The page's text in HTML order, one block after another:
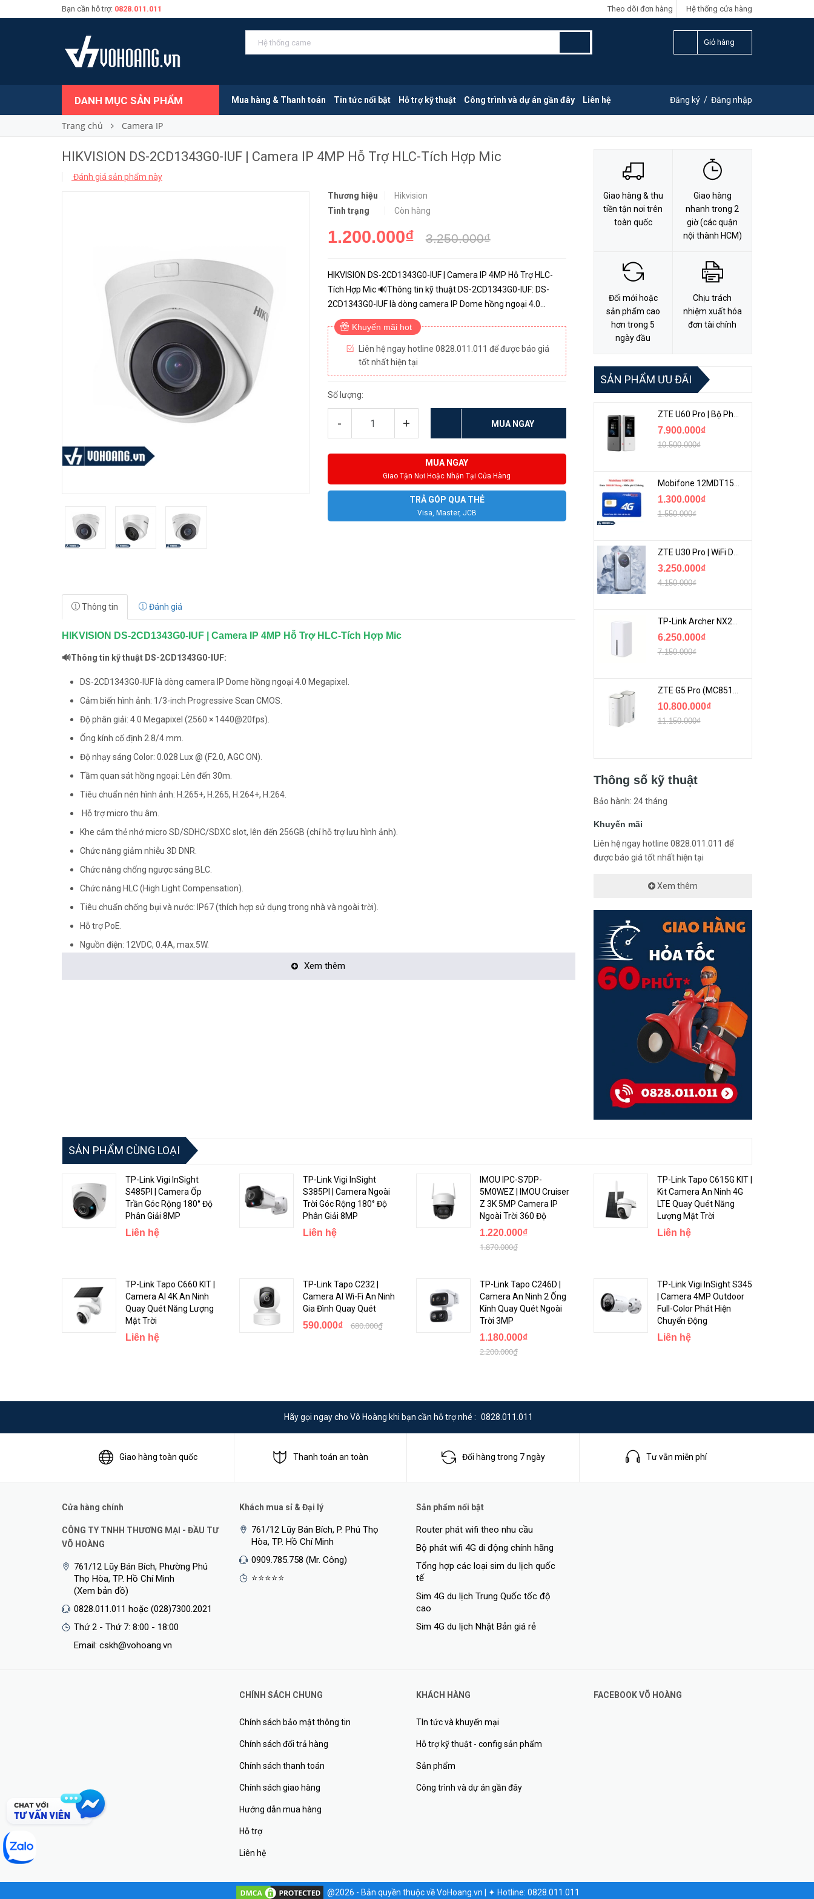
Bạn cần hỗ trợ: 0828.011.011 Hệ thống cửa hàng
Theo dõi đơn hàng
Giỏ hàng
DANH MỤC SẢN PHẨM Mua hàng & Thanh toán Tin tức nổi bật Hỗ trợ kỹ thuật Công trình và dự án gần đây Liên hệ Đăng ký / Đăng nhập
Trang chủ Camera IP
HIKVISION DS-2CD1343G0-IUF | Camera IP 4MP Hỗ Trợ HLC-Tích Hợp Mic
Đánh giá sản phẩm này
Thương hiệu
Hikvision
Tình trạng
Còn hàng
1.200.000₫ 3.250.000₫
HIKVISION DS-2CD1343G0-IUF | Camera IP 4MP Hỗ Trợ HLC-
Tích Hợp Mic 🔊Thông tin kỹ thuật DS-2CD1343G0-IUF: DS-
2CD1343G0-IUF là dòng camera IP Dome hồng ngoại 4.0
Megapixel. Cảm biến hình ảnh: 1/3-inch Progressive Scan
CMOS. Độ phân giải: 4.0 ...
Khuyến mãi hot
Liên hệ ngay hotline 0828.011.011 để được báo giá
tốt nhất hiện tại
Số lượng:
- + MUA NGAY
MUA NGAY
Giao Tận Nơi Hoặc Nhận Tại Cửa Hàng
TRẢ GÓP QUA THẺ
Visa, Master, JCB
MUA NGAY LIÊN HỆ ĐẶT HÀNG
Thông tin Đánh giá
HIKVISION DS-2CD1343G0-IUF | Camera IP 4MP Hỗ Trợ HLC-Tích Hợp Mic
🔊Thông tin kỹ thuật DS-2CD1343G0-IUF:
DS-2CD1343G0-IUF là dòng camera IP Dome hồng ngoại 4.0 Megapixel.
Cảm biến hình ảnh: 1/3-inch Progressive Scan CMOS.
Độ phân giải: 4.0 Megapixel (2560 × 1440@20fps).
Ống kính cố định 2.8/4 mm.
Độ nhạy sáng Color: 0.028 Lux @ (F2.0, AGC ON).
Tầm quan sát hồng ngoại: Lên đến 30m.
Tiêu chuẩn nén hình ảnh: H.265+, H.265, H.264+, H.264.
Hỗ trợ micro thu âm.
Khe cắm thẻ nhớ micro SD/SDHC/SDXC slot, lên đến 256GB (chỉ hỗ trợ lưu hình ảnh).
Chức năng giảm nhiễu 3D DNR.
Chức năng chống ngược sáng BLC.
Chức năng HLC (High Light Compensation).
Tiêu chuẩn chống bụi và nước: IP67 (thích hợp sử dụng trong nhà và ngoài trời).
Hỗ trợ PoE.
Nguồn điện: 12VDC, 0.4A, max.5W.
Xem thêm
Giao hàng & thu
tiền tận nơi trên
toàn quốc
Giao hàng
nhanh trong 2
giờ (các quận
nội thành HCM)
Đổi mới hoặc
sản phẩm cao
hơn trong 5
ngày đầu
Chịu trách
nhiệm xuất hóa
đơn tài chính
SẢN PHẨM ƯU ĐÃI
ZTE U60 Pro | Bộ Phát 5G Cầm Tay Tích Hợp Công Nghệ WiFi 7, Pin 10000mAh
7.900.000₫
10.500.000₫
Mobifone 12MDT150 | Sim Chuyên 4G Mobifone Dung Lượng Cao 500GB/Tháng Gói 1 Năm
1.300.000₫
1.550.000₫
ZTE U30 Pro | WiFi Di Động 5G Tốc Độ Lên Đến 500Mbps, Màn Hình Cảm Ứng
3.250.000₫
4.150.000₫
TP-Link Archer NX200 | Bộ Phát WiFi Dùng Sim 5G Tốc Độ Cao Mới FullBox
6.250.000₫
7.150.000₫
ZTE G5 Pro (MC8512) | Router 5G WiFi7 Be7200 Hỗ Trợ Băng Tần 6Ghz Cực Mạnh
10.800.000₫
11.150.000₫
Thông số kỹ thuật
Bảo hành: 24 tháng
Khuyến mãi
Liên hệ ngay hotline 0828.011.011 để
được báo giá tốt nhất hiện tại
Xem thêm
SẢN PHẨM CÙNG LOẠI
TP-Link Vigi InSight
S485PI | Camera Ốp
Trần Góc Rộng 180° Độ
Phân Giải 8MP
Liên hệ
TP-Link Vigi InSight
S385PI | Camera Ngoài
Trời Góc Rộng 180° Độ
Phân Giải 8MP
Liên hệ
IMOU IPC-S7DP-
5M0WEZ | IMOU Cruiser
Z 3K 5MP Camera IP
Ngoài Trời 360 Độ
1.220.000₫
1.870.000₫
TP-Link Tapo C615G KIT |
Kit Camera An Ninh 4G
LTE Quay Quét Năng
Lượng Mặt Trời
Liên hệ
TP-Link Tapo C660 KIT |
Camera AI 4K An Ninh
Quay Quét Năng Lượng
Mặt Trời
Liên hệ
TP-Link Tapo C232 |
Camera AI Wi-Fi An Ninh
Gia Đình Quay Quét
590.000₫ 680.000₫
TP-Link Tapo C246D |
Camera An Ninh 2 Ống
Kính Quay Quét Ngoài
Trời 3MP
1.180.000₫
2.200.000₫
TP-Link Vigi InSight S345
| Camera 4MP Outdoor
Full-Color Phát Hiện
Chuyển Động
Liên hệ
Hãy gọi ngay cho Võ Hoàng khi bạn cần hỗ trợ nhé : 0828.011.011
Giao hàng toàn quốc Thanh toán an toàn Đổi hàng trong 7 ngày Tư vẫn miễn phí
Cửa hàng chính
CÔNG TY TNHH THƯƠNG MẠI - ĐẦU TƯ
VÕ HOÀNG
761/12 Lũy Bán Bích, Phường Phú
Thọ Hòa, TP. Hồ Chí Minh
(Xem bản đồ)
0828.011.011 hoặc (028)7300.2021
Thứ 2 - Thứ 7: 8:00 - 18:00
Email: cskh@vohoang.vn
Khách mua sỉ & Đại lý
761/12 Lũy Bán Bích, P. Phú Thọ
Hòa, TP. Hồ Chí Minh
0909.785.758 (Mr. Công)
⭐⭐⭐⭐⭐
Sản phẩm nổi bật
Router phát wifi theo nhu cầu
Bộ phát wifi 4G di động chính hãng
Tổng hợp các loại sim du lịch quốc
tế
Sim 4G du lịch Trung Quốc tốc độ
cao
Sim 4G du lịch Nhật Bản giá rẻ
CHÍNH SÁCH CHUNG
Chính sách bảo mật thông tin
Chính sách đổi trả hàng
Chính sách thanh toán
Chính sách giao hàng
Hướng dẫn mua hàng
Hỗ trợ
Liên hệ
KHÁCH HÀNG
TIn tức và khuyến mại
Hỗ trợ kỹ thuật - config sản phẩm
Sản phẩm
Công trình và dự án gần đây
FACEBOOK VÕ HOÀNG
@2026 - Bản quyền thuộc về VoHoang.vn ✦ Hotline: 0828.011.011